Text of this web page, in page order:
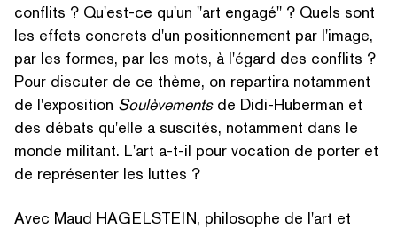
conflits ? Qu'est-ce qu'un "art engagé" ? Quels sont
les effets concrets d'un posi­tion­nement par l'image,
par les formes, par les mots, à l'égard des conflits ?
Pour discuter de ce thème, on repartira notamment
de l'exposition Soulève­mentsde Didi-Huberman et
des débats qu'elle a suscités, notamment dans le
monde militant. L'art a-t-il pour vocation de porter et
de représenter les luttes ?
Avec Maud HAGELSTEIN, philosophe de l'art et